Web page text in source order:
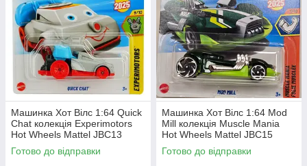
Машинка Хот Вілс 1:64 Quick
Chat колекція Experimotors
Hot Wheels Mattel JBC13
Готово до відправки
Машинка Хот Вілс 1:64 Mod
Mill колекція Muscle Mania
Hot Wheels Mattel JBC15
Готово до відправки